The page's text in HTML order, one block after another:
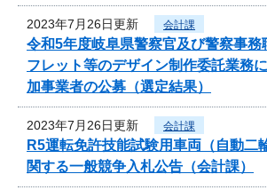
2023年7月26日更新 会計課
令和5年度岐阜県警察官及び警察事務
フレット等のデザイン制作委託業務
加事業者の公募（選定結果）
2023年7月26日更新 会計課
R5運転免許技能試験用車両（自動二
関する一般競争入札公告（会計課）